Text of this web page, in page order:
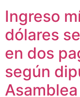
Ingreso
dólares
en dos
según